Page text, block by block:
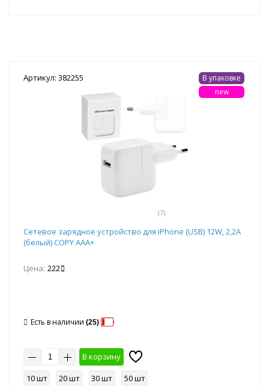
Артикул: 382255
(7)
В упаковке
new
Сетевое зарядное устройство для iPhone (USB) 12W, 2,2A
(белый) COPY AAA+
Цена: 222
Есть в наличии (25)
В корзину
10 шт
20 шт 30 шт 50 шт